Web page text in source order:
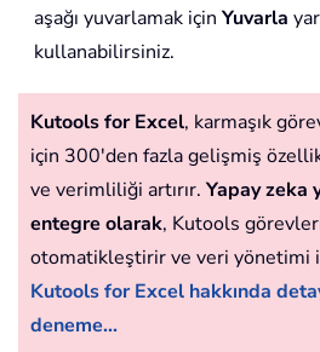
aşağı yuvarlamak için Yuvarla
kullanabilirsiniz.
Kutools for Excel, karmaşık
için 300'den fazla gelişmiş özellik
ve verimliliği artırır. Yapay zeka
entegre olarak, Kutools
otomatikleştirir ve veri yönetimi
Kutools for Excel hakkında
deneme...